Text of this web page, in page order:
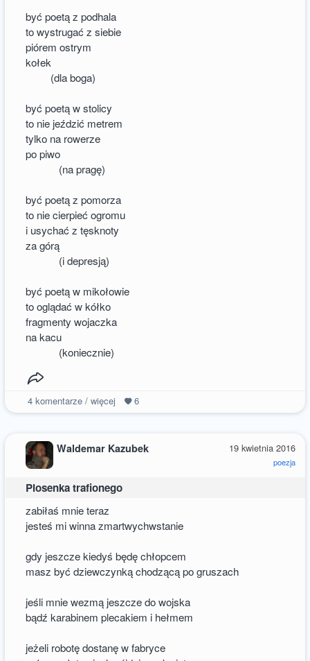
być poetą z podhala
to wystrugać z siebie
piórem ostrym
kołek
(dla boga)
być poetą w stolicy
to nie jeździć metrem
tylko na rowerze
po piwo
(na pragę)
być poetą z pomorza
to nie cierpieć ogromu
i usychać z tęsknoty
za górą
(i depresją)
być poetą w mikołowie
to oglądać w kółko
fragmenty wojaczka
na kacu
(koniecznie)
4komentarze / więcej 6
19 kwietnia 2016
poezja
Waldemar Kazubek
Piosenka trafionego
zabiłaś mnie teraz
jesteś mi winna zmartwychwstanie
gdy jeszcze kiedyś będę chłopcem
masz być dziewczynką chodzącą po gruszach
jeśli mnie wezmą jeszcze do wojska
bądź karabinem plecakiem i hełmem
jeżeli robotę dostanę w fabryce